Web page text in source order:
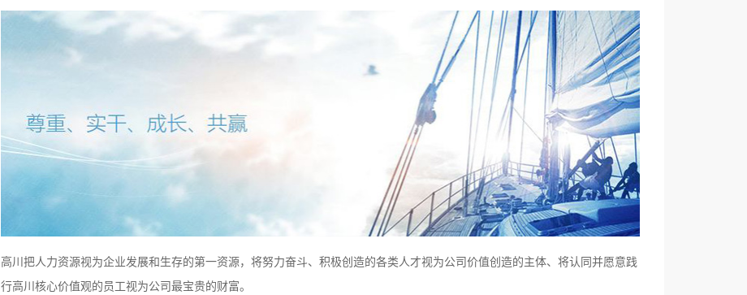
高川把人力资源视为企业发展和生存的第一资源，将努力奋斗、积极创造的各类人才视为公司价值创造的主体、将认同并愿意践
行高川核心价值观的员工视为公司最宝贵的财富。